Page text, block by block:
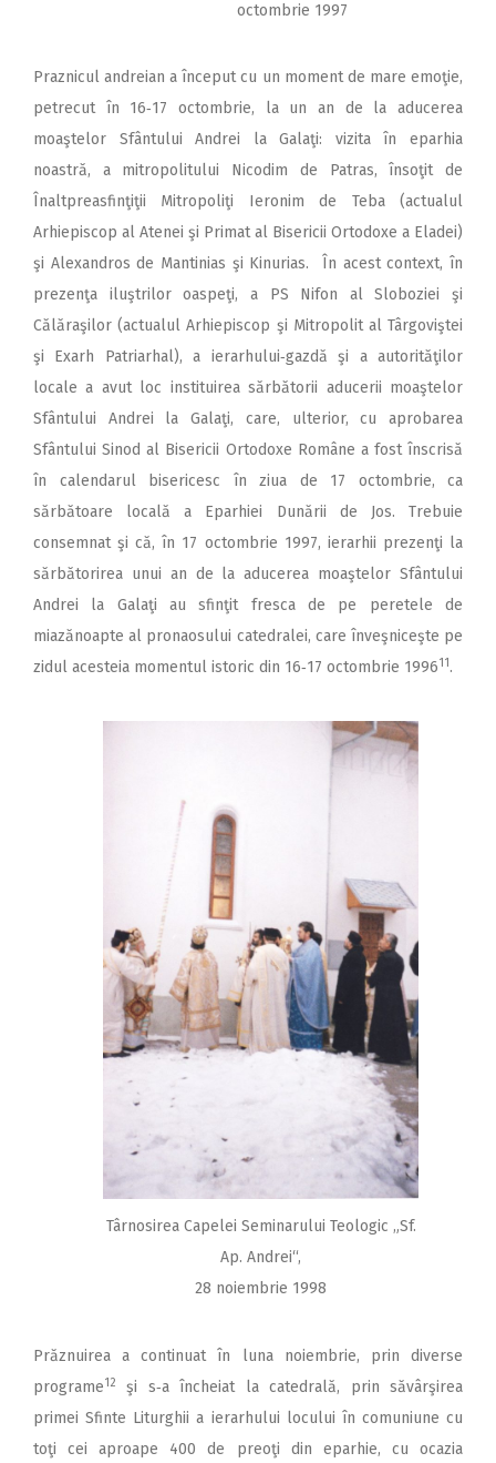
octombrie 1997
Praznicul andreian a început cu un moment de mare emoţie,
petrecut în 16‑17 octombrie, la un an de la aducerea
moaştelor Sfântului Andrei la Galaţi: vizita în eparhia
noastră, a mitropolitului Nicodim de Patras, însoţit de
Înaltpreasfinţiţii Mitropoliţi Ieronim de Teba (actualul
Arhiepiscop al Atenei şi Primat al Bisericii Ortodoxe a Eladei)
şi Alexandros de Mantinias şi Kinurias. În acest context, în
prezenţa iluştrilor oaspeţi, a PS Nifon al Sloboziei şi
Călăraşilor (actualul Arhiepiscop şi Mitropolit al Târgoviştei
şi Exarh Patriarhal), a ierarhului‑gazdă şi a autorităţilor
locale a avut loc instituirea sărbătorii aducerii moaştelor
Sfântului Andrei la Galaţi, care, ulterior, cu aprobarea
Sfântului Sinod al Bisericii Ortodoxe Române a fost înscrisă
în calendarul bisericesc în ziua de 17 octombrie, ca
sărbătoare locală a Eparhiei Dunării de Jos. Trebuie
consemnat şi că, în 17 octombrie 1997, ierarhii prezenţi la
sărbătorirea unui an de la aducerea moaştelor Sfântului
Andrei la Galaţi au sfinţit fresca de pe peretele de
miazănoapte al pronaosului catedralei, care înveşniceşte pe
zidul acesteia momentul istoric din 16‑17 octombrie 199611.
Târnosirea Capelei Seminarului Teologic „Sf.
Ap. Andrei“,
28 noiembrie 1998
Prăznuirea a continuat în luna noiembrie, prin diverse
programe12
şi s‑a încheiat la catedrală, prin săvârşirea
primei Sfinte Liturghii a ierarhului locului în comuniune cu
toţi cei aproape 400 de preoţi din eparhie, cu ocazia